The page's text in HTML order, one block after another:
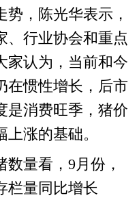
，陈光华表示，
、行业协会和重点
家认为，当前和今
在惯性增长，后市
是消费旺季，猪价
涨的基础。
量看，9月份，
栏量同比增长